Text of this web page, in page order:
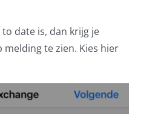
date is, dan krijg je
te zien. Kies hier